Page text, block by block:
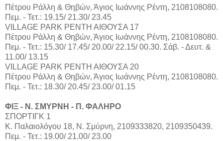
Πέτρου Ράλλη & Θηβών, Άγιος Ιωάννης Ρέντη, 2108108080.
Πεμ. - Τετ.: 19.15/ 21.30/ 23.45
VILLAGE PARK ΡΕΝΤΗ ΑΙΘΟΥΣΑ 17
Πέτρου Ράλλη & Θηβών, Άγιος Ιωάννης Ρέντη, 2108108080.
Πεμ. - Τετ.: 15.30/ 17.45/ 20.00/ 22.15/ 00.30. Σάβ. - Δευτ. &
11.00/ 13.15
VILLAGE PARK ΡΕΝΤΗ ΑΙΘΟΥΣΑ 20
Πέτρου Ράλλη & Θηβών, Άγιος Ιωάννης Ρέντη, 2108108080.
Πεμ. - Τετ.: 18.30/ 20.45/ 23.00/ 01.15
ΦΙΞ - Ν. ΣΜΥΡΝΗ - Π. ΦΑΛΗΡΟ
ΣΠΟΡΤΙΓΚ 1
Κ. Παλαιολόγου 18, Ν. Σμύρνη, 2109333820, 2109350439.
Πεμ. - Τετ.: 19.00/ 21.00/ 23.00